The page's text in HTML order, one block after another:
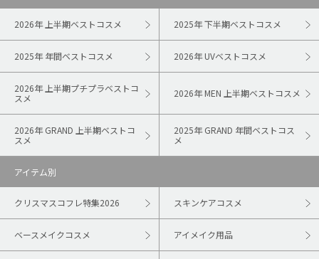
2026年 上半期ベストコスメ 2025年 下半期ベストコスメ
2025年 年間ベストコスメ 2026年 UVベストコスメ
2026年 上半期プチプラベストコ
スメ
2026年 MEN 上半期ベストコスメ
2026年 GRAND 上半期ベストコ
スメ
2025年 GRAND 年間ベストコス
メ
アイテム別
クリスマスコフレ特集2026 スキンケアコスメ
ベースメイクコスメ アイメイク用品